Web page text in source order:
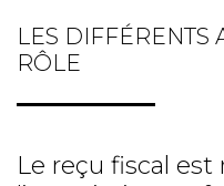
LES DIFFÉRENTS
RÔLE
Le reçu fiscal est